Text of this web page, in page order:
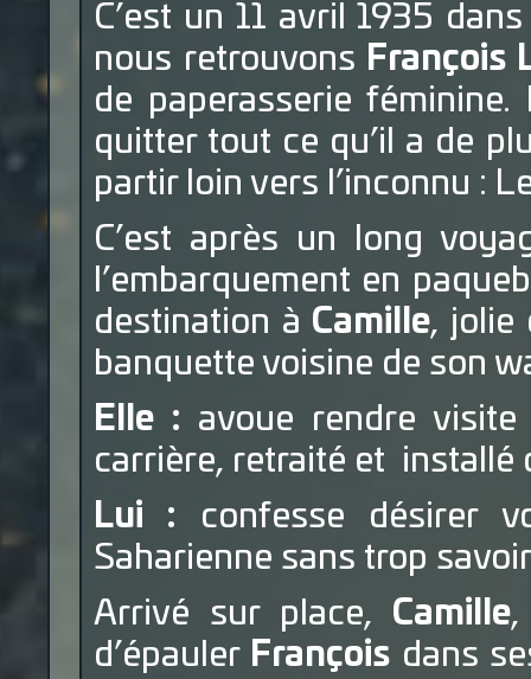
C’est un 11 avril 1935
nous retrouvons François
de paperasserie
quitter tout ce qu’il a de
partir loin vers l’inconnu :
C’est après un long
l’embarquement en
destination à Camille, jolie
banquette voisine de son
Elle : avoue rendre
carrière, retraité et installé
Lui : confesse désirer
Saharienne sans trop
Arrivé sur place, Camille,
d’épauler François dans